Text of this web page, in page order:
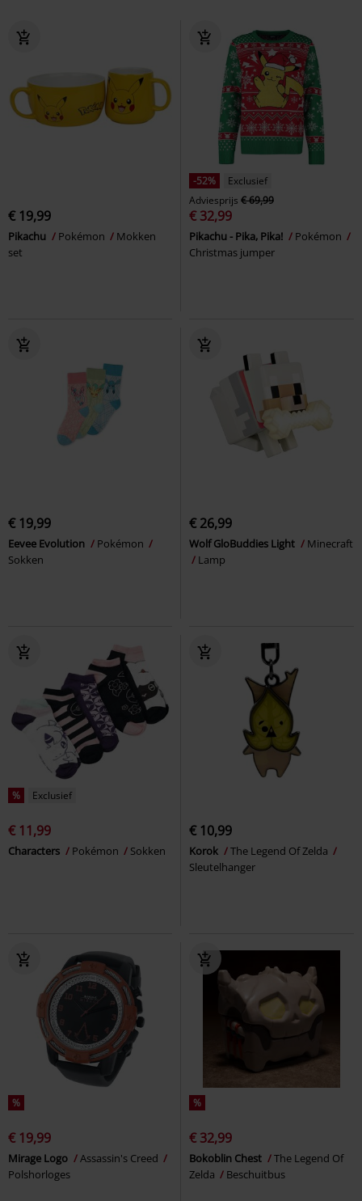
€ 19,99
Pikachu Pokémon
Mokken
set
-52%
Exclusief
Adviesprijs € 69,99
€ 32,99
Pikachu - Pika, Pika!
Pokémon
Christmas jumper
€ 19,99
Eevee Evolution
Pokémon
Sokken
€ 26,99
Wolf GloBuddies Light
Minecraft
Lamp
% Exclusief
€ 11,99
Characters Pokémon Sokken
€ 10,99
Korok
The Legend Of Zelda
Sleutelhanger
%
€ 19,99
Mirage Logo
Assassin's Creed
Polshorloges
%
€ 32,99
Bokoblin Chest
The Legend Of
Zelda
Beschuitbus